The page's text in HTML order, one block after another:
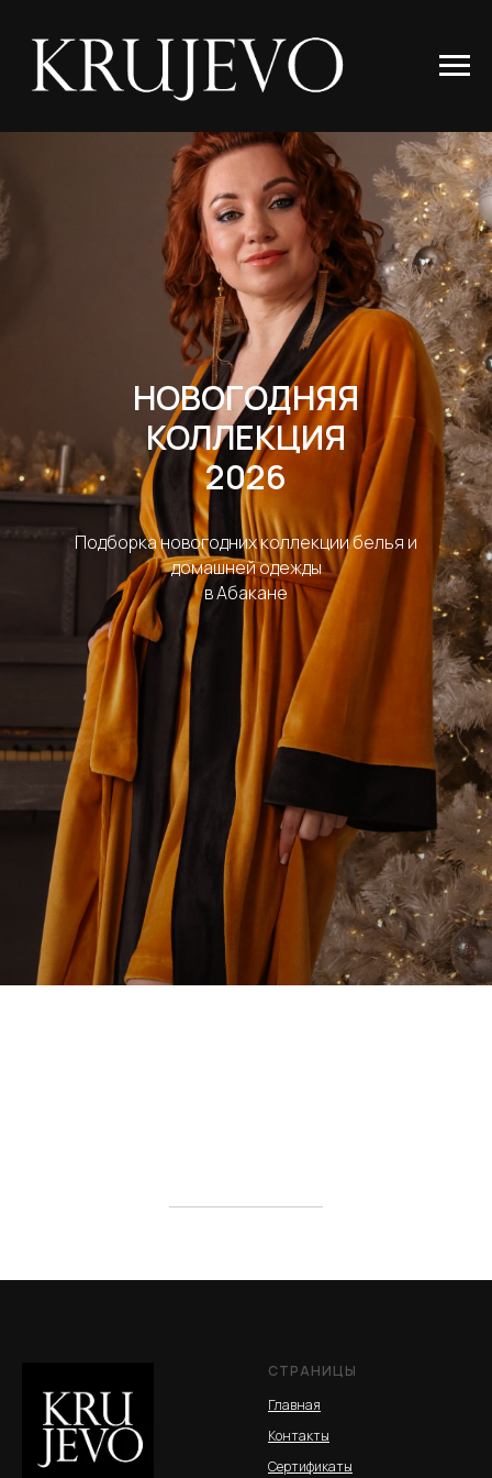
НОВОГОДНЯЯ
КОЛЛЕКЦИЯ
2026
Подборка новогодних коллекции белья и
домашней одежды
в Абакане
СТРАНИЦЫ
Главная
Контакты
Сертификаты